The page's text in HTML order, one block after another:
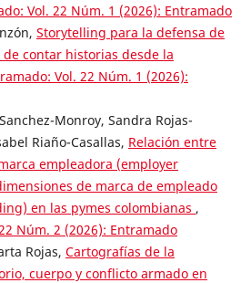
Vol. 22 Núm. 1 (2026): Entramado
Storytelling para la defensa de
contar historias desde la
Vol. 22 Núm. 1 (2026):
Monroy, Sandra Rojas-
Riaño-Casallas, Relación entre
empleadora (employer
de marca de empleado
en las pymes colombianas ,
Núm. 2 (2026): Entramado
Rojas, Cartografías de la
cuerpo y conflicto armado en